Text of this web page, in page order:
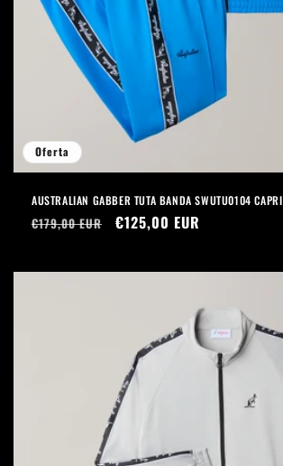
Oferta
AUSTRALIAN GABBER TUTA BANDA SWUTU0104 CAPRI
Precio
€179,00 EUR
Precio
€125,00 EUR